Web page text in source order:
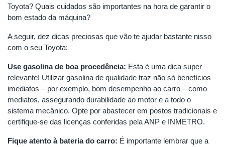
Toyota? Quais cuidados são importantes na hora de garantir o
bom estado da máquina?
A seguir, dez dicas preciosas que vão te ajudar bastante nisso
com o seu Toyota:
Use gasolina de boa procedência: Esta é uma dica super
relevante! Utilizar gasolina de qualidade traz não só benefícios
imediatos – por exemplo, bom desempenho ao carro – como
mediatos, assegurando durabilidade ao motor e a todo o
sistema mecânico. Opte por abastecer em postos tradicionais e
certifique-se das licenças conferidas pela ANP e INMETRO.
Fique atento à bateria do carro: É importante lembrar que a